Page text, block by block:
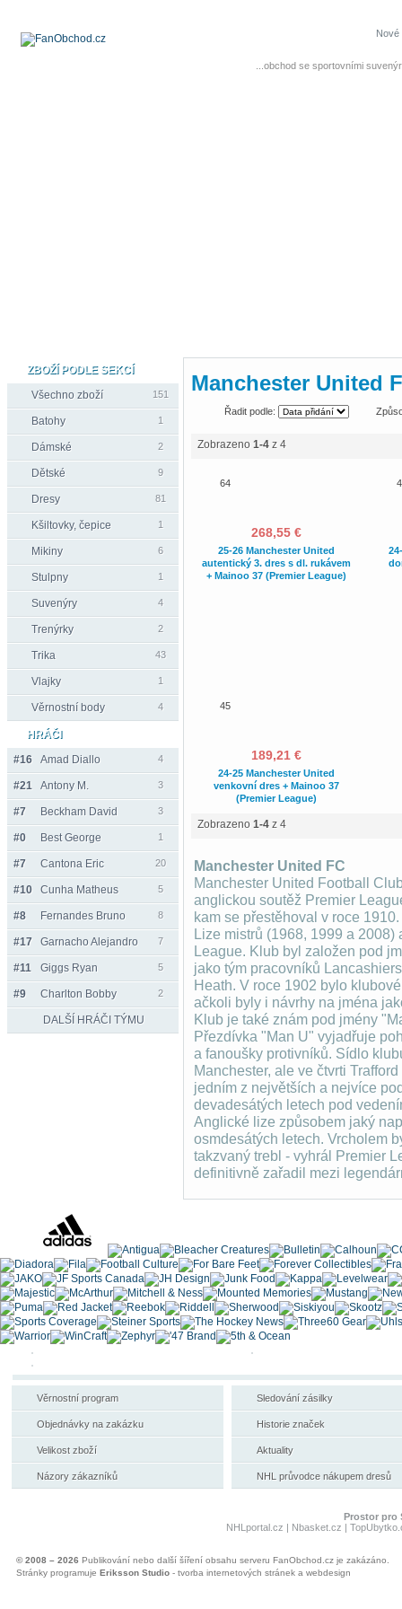
...obchod se sportovními
Nové
ZBOŽÍ PODLE SEKCÍ
Všechno zboží
151
Batohy 1
Dámské 2
Dětské 9
Dresy 81
Kšiltovky, čepice 1
Mikiny 6
Stulpny 1
Suvenýry 4
Trenýrky 2
Trika 43
Vlajky 1
Věrnostní body 4
HRÁČI
#16
Amad Diallo 4
#21 Antony M. 3
#7 Beckham David 3
#0 Best George 1
#7 Cantona Eric 20
#10 Cunha Matheus 5
#8 Fernandes Bruno 8
#17 Garnacho Alejandro 7
#11 Giggs Ryan 5
#9 Charlton Bobby 2
DALŠÍ HRÁČI TÝMU
Manchester United
Řadit podle:
Zobrazeno 1-4 z 4
64
268,55 €
25-26 Manchester United
autentický 3. dres s dl. rukávem
+ Mainoo 37 (Premier League)
45
189,21 €
24-25 Manchester United
venkovní dres + Mainoo 37
(Premier League)
Zobrazeno 1-4 z 4
Manchester United FC
Manchester United Football
anglickou soutěž Premier
kam se přestěhoval v roce
Lize mistrů (1968, 1999 a
League. Klub byl založen pod
jako tým pracovníků
Heath. V roce 1902 bylo
ačkoli byly i návrhy na jména
Klub je také znám pod jmény
Přezdívka "Man U" vyjadřuje
a fanoušky protivníků. Sídlo
Manchester, ale ve čtvrti
jedním z největších a nejvíce
devadesátých letech pod
Anglické lize způsobem jaký
osmdesátých letech. Vrcholem
takzvaný trebl - vyhrál Premier
definitivně zařadil mezi
Věrnostní program
Objednávky na zakázku
Velikost zboží
Názory zákazníků
Sledování zásilky
Historie značek
Aktuality
NHL průvodce nákupem dresů
Prostor pro
NHLportal.cz | Nbasket.cz |
© 2008 – 2026 Publikování nebo další šíření obsahu serveru FanObchod.cz je zakázáno.
Stránky programuje Eriksson Studio - tvorba internetových stránek a webdesign